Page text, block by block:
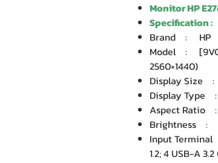
Monitor HP
Specification :
Brand : HP
Model :
2560×1440)
Display Size
Display Type
Aspect Ratio
Brightness :
Input Terminal
1.2; 4 USB-A 3.2